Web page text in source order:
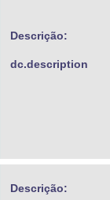
Descrição:
dc.description
Descrição: